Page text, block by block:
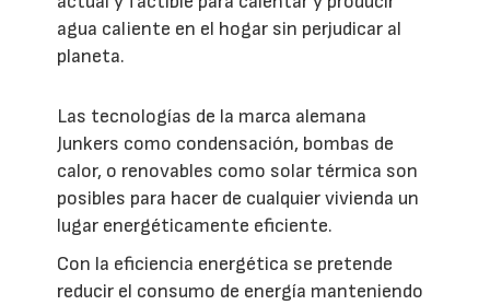
agua caliente en el hogar sin perjudicar al
planeta.
Las tecnologías de la marca alemana
Junkers como condensación, bombas de
calor, o renovables como solar térmica son
posibles para hacer de cualquier vivienda un
lugar energéticamente eficiente.
Con la eficiencia energética se pretende
reducir el consumo de energía manteniendo